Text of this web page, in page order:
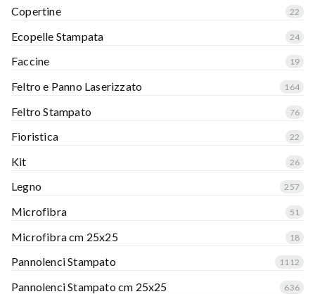
Copertine 22
Ecopelle Stampata 24
Faccine 19
Feltro e Panno Laserizzato 164
Feltro Stampato 76
Fioristica 22
Kit 26
Legno 257
Microfibra 51
Microfibra cm 25x25 18
Pannolenci Stampato 1112
Pannolenci Stampato cm 25x25 636